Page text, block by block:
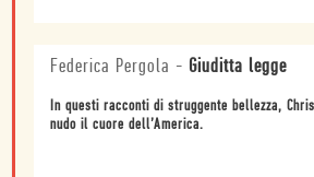
Federica Pergola - Giuditta legge
In questi racconti di struggente bellezza,
nudo il cuore dell’America.